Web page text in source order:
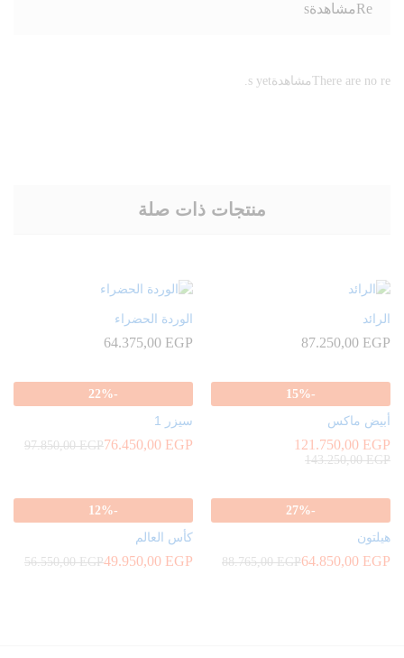
Reمشاهدةs
There are no reمشاهدةs yet.
منتجات ذات صلة
الرائد
87.250,00 EGP
الوردة الحضراء
64.375,00 EGP
-
15%
أبيض ماكس
121.750,00 EGP
143.250,00EGP
-
22%
سيزر 1
76.450,00 EGP
97.850,00EGP
-
27%
هيلتون
64.850,00 EGP
88.765,00EGP
-
12%
كأس العالم
49.950,00 EGP
56.550,00EGP